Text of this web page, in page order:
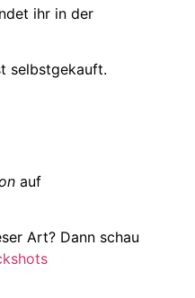
ihr in der
selbstgekauft.
auf
Art? Dann schau